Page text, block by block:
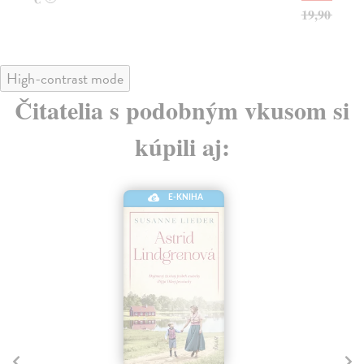
High-contrast mode
Čitatelia s podobným vkusom si
kúpili aj:
Darčekový box Agatha Christie